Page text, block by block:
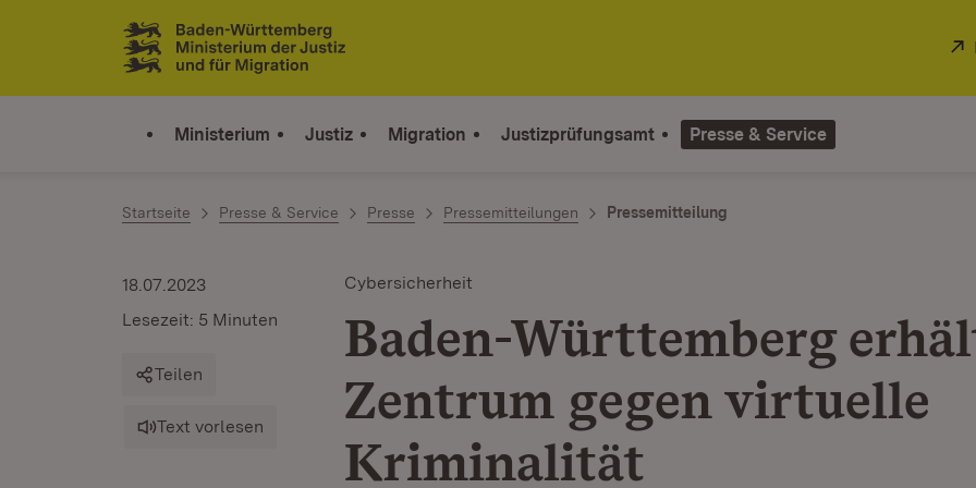
Zum Inhalt springen
Link zur Startseite
Ministerium Justiz Migration Justizprüfungsamt Presse & Service
Startseite Presse & Service Presse Pressemitteilungen Pressemitteilung
Cybersicherheit
Baden-Württemberg
Zentrum gegen virtuelle
Kriminalität
18.07.2023
Lesezeit: 5 Minuten
Teilen
Text vorlesen